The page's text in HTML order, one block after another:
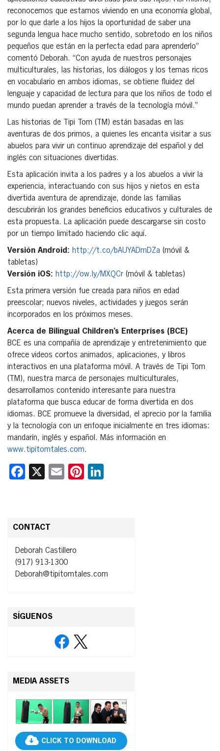
reconocemos que estamos viviendo en una economía global,
por lo que darle a los hijos la oportunidad de saber una
segunda lengua hace mucho sentido, sobretodo en los niños
pequeños que están en la perfecta edad para aprenderlo”
comentó Deborah. “Con ayuda de nuestros personajes
multiculturales, las historias, los diálogos y los temas ricos
en vocabulario en ambos idiomas, se obtiene fluidez del
lenguaje y capacidad de lectura para que los niños de todo el
mundo puedan aprender a través de la tecnología móvil.”
Las historias de Tipi Tom (TM) están basadas en las
aventuras de dos primos, a quienes les encanta visitar a sus
abuelos para vivir un continuo aprendizaje del español y del
inglés con situaciones divertidas.
Esta aplicación invita a los padres y a los abuelos a vivir la
experiencia, interactuando con sus hijos y nietos en esta
divertida aventura de aprendizaje, donde las familias
descubrirán los grandes beneficios educativos y culturales de
esta propuesta. La aplicación puede descargarse sin costo
por un tiempo limitado haciendo clic aquí.
Versión Android: http://t.co/bAUYADmDZa (móvil &
tabletas)
Versión iOS: http://ow.ly/MXQCr (móvil & tabletas)
Esta primera versión fue creada para niños en edad
preescolar; nuevos niveles, actividades y juegos serán
incorporados en los próximos meses.
Acerca de Bilingual Children’s Enterprises (BCE)
BCE es una compañía de aprendizaje y entretenimiento que
ofrece videos cortos animados, aplicaciones, y libros
interactivos en una plataforma móvil. A través de Tipi Tom
(TM), nuestra marca de personajes multiculturales,
desarrollamos contenido interesante para nuestra
plataforma que busca educar de forma divertida en dos
idiomas. BCE promueve la diversidad, el aprecio por la familia
y la tecnología con un enfoque inicialmente en tres idiomas:
mandarín, inglés y español. Más información en
www.tipitomtales.com.
Facebook
X EmailPinterest
CONTACT
Deborah Castillero
(917) 913-1300
Deborah@tipitomtales.com
SÍGUENOS
MEDIA ASSETS
CLICK TO DOWNLOAD